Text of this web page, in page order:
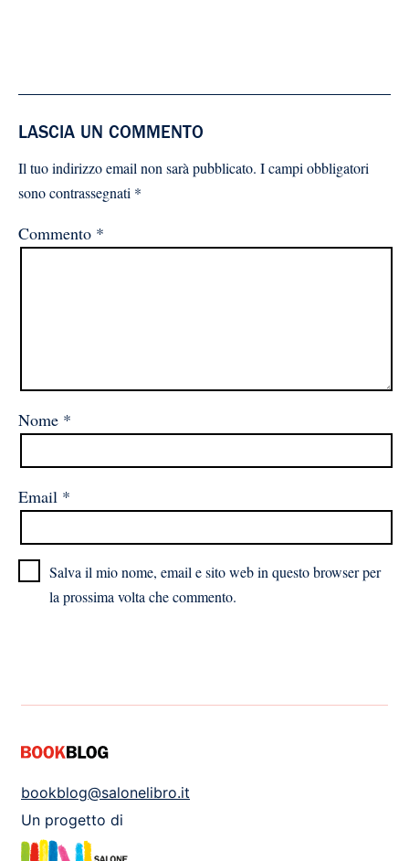
LASCIA UN COMMENTO
Il tuo indirizzo email non sarà pubblicato. I campi obbligatori
sono contrassegnati *
Commento *
Nome *
Email *
Salva il mio nome, email e sito web in questo browser per
la prossima volta che commento.
bookblog@salonelibro.it
Un progetto di